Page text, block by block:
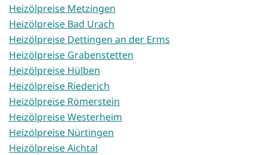
Heizölpreise Metzingen
Heizölpreise Bad Urach
Heizölpreise Dettingen an der Erms
Heizölpreise Grabenstetten
Heizölpreise Hülben
Heizölpreise Riederich
Heizölpreise Römerstein
Heizölpreise Westerheim
Heizölpreise Nürtingen
Heizölpreise Aichtal